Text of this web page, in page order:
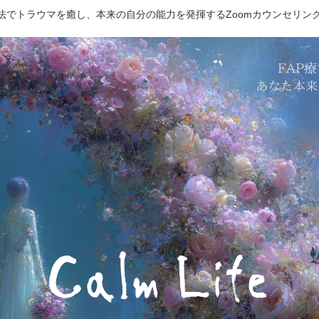
でトラウマを癒し、本来の自分の能力を発揮するZoomカウンセリン